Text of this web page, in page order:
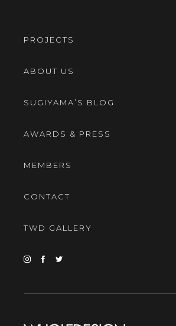
PROJECTS
ABOUT US
SUGIYAMA’S BLOG
AWARDS & PRESS
MEMBERS
CONTACT
TWD GALLERY